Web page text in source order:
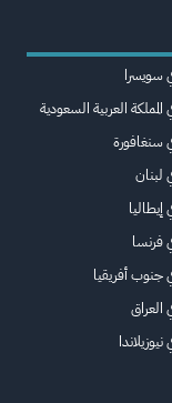
سويسرا
العربية السعودية
سنغافورة
لبنان
فرنسا
جنوب أفريقيا
العراق